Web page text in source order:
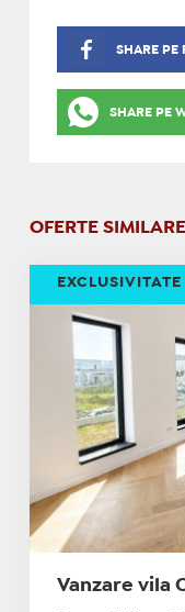
SHARE PE
SHARE PE
OFERTE SIMILARE
Vanzare vila
EXCLUSIVITATE